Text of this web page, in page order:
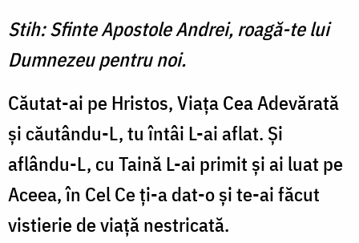
Stih: Sfinte Apostole Andrei, roagă-te lui
Dumnezeu pentru noi.
Căutat-ai pe Hristos, Viaţa Cea Adevărată
şi căutându-L, tu întâi L-ai aflat. Şi
aflându-L, cu Taină L-ai primit şi ai luat pe
Aceea, în Cel Ce ţi-a dat-o şi te-ai făcut
vistierie de viaţă nestricată.